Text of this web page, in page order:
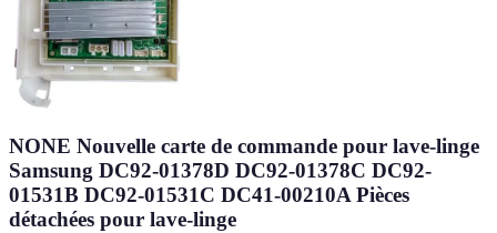
NONE Nouvelle carte de commande pour lave-linge
Samsung DC92-01378D DC92-01378C DC92-
01531B DC92-01531C DC41-00210A Pièces
détachées pour lave-linge